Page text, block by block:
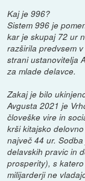
Kaj je 996?
Sistem 996 je
kar je skupaj 72 ur
razširila predvsem
strani ustanovitelja
za mlade delavce.
Zakaj je bilo
Avgusta 2021 je
človeške vire in
krši kitajsko
največ 44 ur.
delavskih pravic in
prosperity), s
milijarderji ne